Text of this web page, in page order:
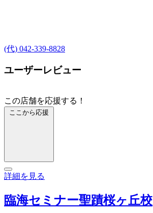
(代) 042-339-8828
ユーザーレビュー
この店舗を応援する！
ここから応援
詳細を見る
臨海セミナー聖蹟桜ヶ丘校